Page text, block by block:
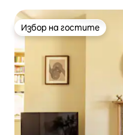
Избор на гостите
Избор на гостите